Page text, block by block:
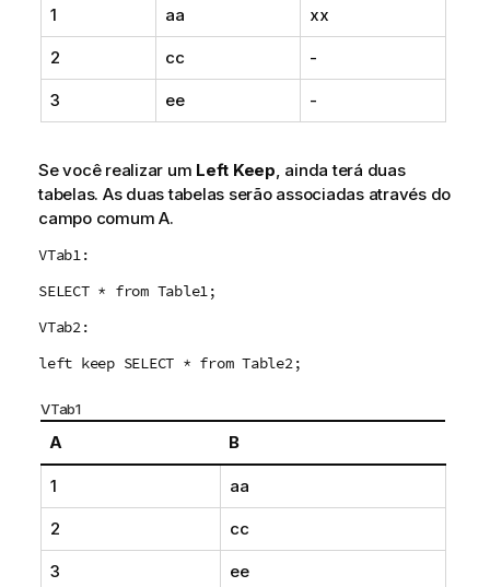
1 aa xx
2 cc -
3 ee -
Se você realizar um Left Keep, ainda terá duas
tabelas. As duas tabelas serão associadas através do
campo comum A.
VTab1:
SELECT * from Table1;
VTab2:
left keep SELECT * from Table2;
VTab1
A B
1 aa
2 cc
3 ee